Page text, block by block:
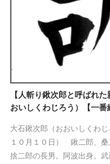
【人斬り鍬次郎と呼ばれ
おいしくわじろう）【一番
大石鍬次郎（おおいしくわ
１０月１０日） 鍬二郎、桑
捨二郎の長男。阿波出身。